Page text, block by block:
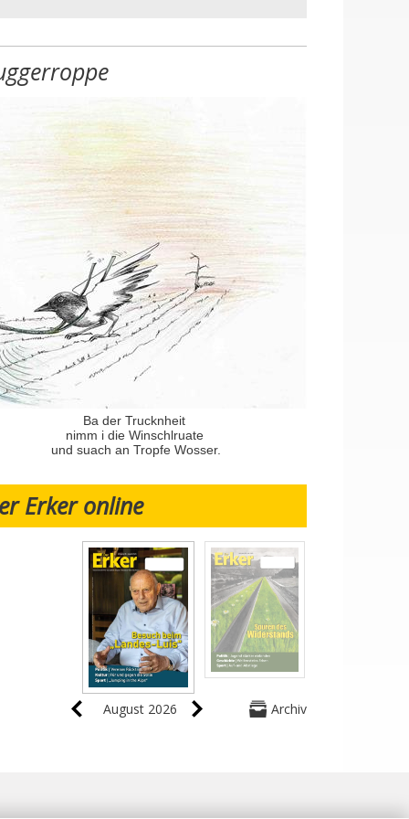
Ba der Trucknheit
nimm i die Winschlruate
und suach an Tropfe Wosser.
Erker online
August 2026 Archiv